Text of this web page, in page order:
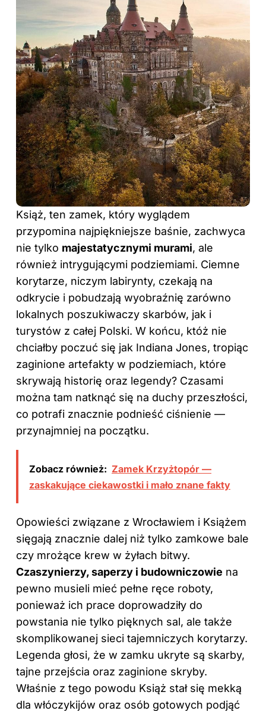
Książ, ten zamek, który wyglądem
przypomina najpiękniejsze baśnie, zachwyca
nie tylko majestatycznymi murami, ale
również intrygującymi podziemiami. Ciemne
korytarze, niczym labirynty, czekają na
odkrycie i pobudzają wyobraźnię zarówno
lokalnych poszukiwaczy skarbów, jak i
turystów z całej Polski. W końcu, któż nie
chciałby poczuć się jak Indiana Jones, tropiąc
zaginione artefakty w podziemiach, które
skrywają historię oraz legendy? Czasami
można tam natknąć się na duchy przeszłości,
co potrafi znacznie podnieść ciśnienie —
przynajmniej na początku.
Zobacz również: Zamek Krzyżtopór —
zaskakujące ciekawostki i mało znane fakty
Opowieści związane z Wrocławiem i Książem
sięgają znacznie dalej niż tylko zamkowe bale
czy mrożące krew w żyłach bitwy.
Czaszynierzy, saperzy i budowniczowie na
pewno musieli mieć pełne ręce roboty,
ponieważ ich prace doprowadziły do
powstania nie tylko pięknych sal, ale także
skomplikowanej sieci tajemniczych korytarzy.
Legenda głosi, że w zamku ukryte są skarby,
tajne przejścia oraz zaginione skryby.
Właśnie z tego powodu Książ stał się mekką
dla włóczykijów oraz osób gotowych podjąć